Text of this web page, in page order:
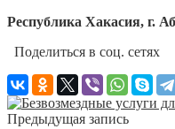
Республика Хакасия, г.
Поделиться в соц. сетях
Предыдущая запись